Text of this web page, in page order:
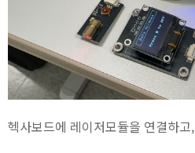
헥사보드에 레이저모듈을 연결하고,